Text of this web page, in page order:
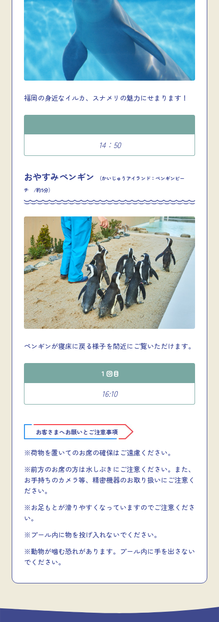
福岡の身近なイルカ、スナメリの魅力にせまります！
14：50
おやすみペンギン
（かいじゅうアイランド：ペンギンビー
チ /約5分）
ペンギンが寝床に戻る様子を間近にご覧いただけます。
１回目
16:10
お客さまへお願いとご注意事項
※荷物を置いてのお席の確保はご遠慮ください。
※前方のお席の方は水しぶきにご注意ください。また、
お手持ちのカメラ等、精密機器のお取り扱いにご注意く
ださい。
※お足もとが滑りやすくなっていますのでご注意くださ
い。
※プール内に物を投げ入れないでください。
※動物が噛む恐れがあります。プール内に手を出さない
でください。